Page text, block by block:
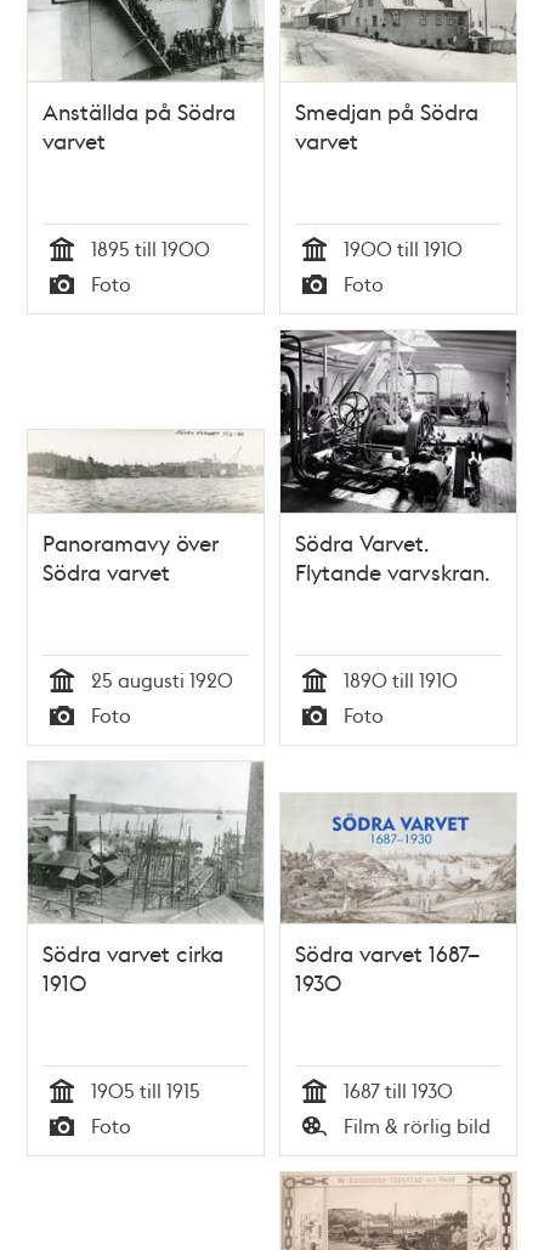
Anställda på Södra
varvet
Tid
1895 till 1900
Typ
Foto
Smedjan på Södra
varvet
Tid
1900 till 1910
Typ
Foto
Panoramavy över
Södra varvet
Tid
25 augusti 1920
Typ
Foto
Södra Varvet.
Flytande varvskran.
Tid
1890 till 1910
Typ
Foto
Södra varvet cirka
1910
Tid
1905 till 1915
Typ
Foto
Södra varvet 1687–
1930
Tid
1687 till 1930
Typ
Film & rörlig bild